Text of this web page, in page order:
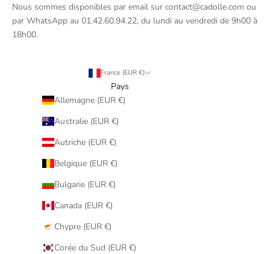
Nous sommes disponibles par email sur contact@cadolle.com ou
par WhatsApp au 01.42.60.94.22, du lundi au vendredi de 9h00 à
18h00.
France (EUR €)
Pays
Allemagne (EUR €)
Australie (EUR €)
Autriche (EUR €)
Belgique (EUR €)
Bulgarie (EUR €)
Canada (EUR €)
Chypre (EUR €)
Corée du Sud (EUR €)